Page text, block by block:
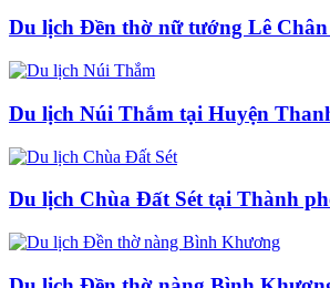
Du lịch Đền thờ nữ tướng Lê
Du lịch Núi Thắm tại Huyện
Du lịch Chùa Đất Sét tại Thành